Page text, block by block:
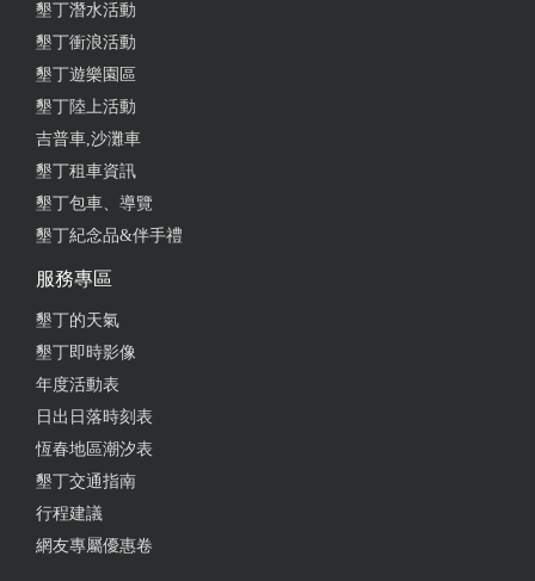
墾丁潛水活動
墾丁衝浪活動
墾丁遊樂園區
墾丁陸上活動
吉普車,沙灘車
墾丁租車資訊
墾丁包車、導覽
墾丁紀念品&伴手禮
服務專區
墾丁的天氣
墾丁即時影像
年度活動表
日出日落時刻表
恆春地區潮汐表
墾丁交通指南
行程建議
網友專屬優惠卷